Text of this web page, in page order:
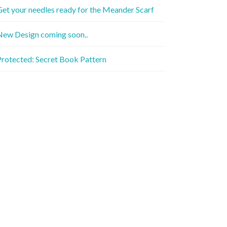
your needles ready for the Meander Scarf
Design coming soon..
Secret Book Pattern